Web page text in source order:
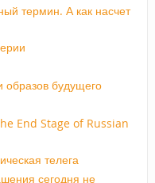
термин. А как насчет
образов будущего
End Stage of Russian
телега
сегодня не